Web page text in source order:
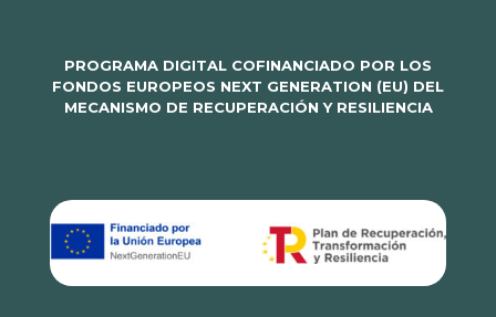
PROGRAMA DIGITAL COFINANCIADO POR LOS
FONDOS EUROPEOS NEXT GENERATION (EU) DEL
MECANISMO DE RECUPERACIÓN Y RESILIENCIA